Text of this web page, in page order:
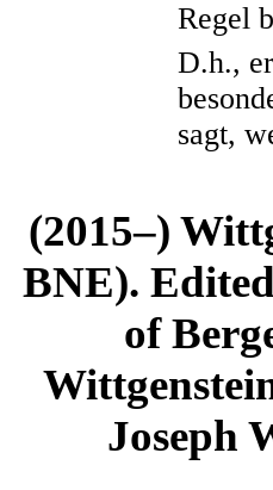
Regel
D.h.,
sagt,
(2015–)
BNE).
of
Joseph